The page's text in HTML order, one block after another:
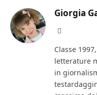
Giorgia
Classe
letterature
in